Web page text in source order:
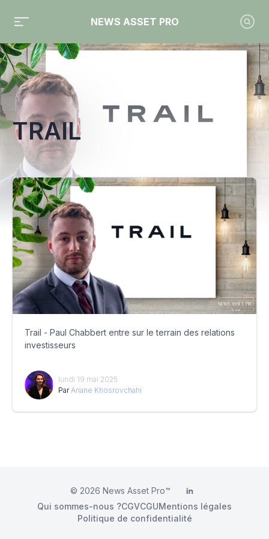
NEWS ASSET PRO
Toute l'actualité sur le tag "Trail"
TRAIL
Trail - Paul Chabbert entre sur le terrain des relations
investisseurs
lundi 19 mai 2025
Par Ariane Khosrovchahi
© 2026 News Asset Pro™ LinkedIn
Qui sommes-nous ?CGVCGUMentions légales
Politique de confidentialité